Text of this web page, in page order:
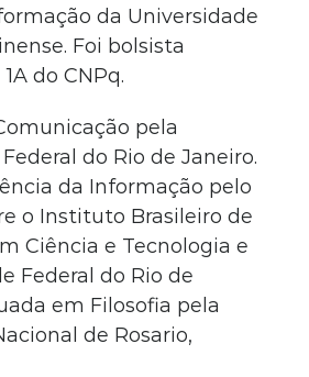
da Universidade
Foi bolsista
do CNPq.
pela
do Rio de Janeiro.
da Informação pelo
o Instituto Brasileiro de
Ciência e Tecnologia e
Federal do Rio de
em Filosofia pela
de Rosario,